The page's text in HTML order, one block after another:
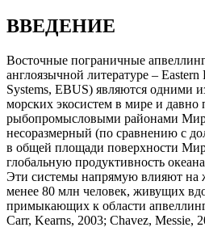
ВВЕДЕНИЕ
Восточные пограничные
англоязычной литературе –
Systems, EBUS) являются одними
морских экосистем в мире и
рыбопромысловыми районами
несоразмерный (по сравнению с
в общей площади поверхности
глобальную продуктивность
Эти системы напрямую влияют на
менее 80 млн человек, живущих
примыкающих к области
Carr, Kearns, 2003; Chavez, Messie,